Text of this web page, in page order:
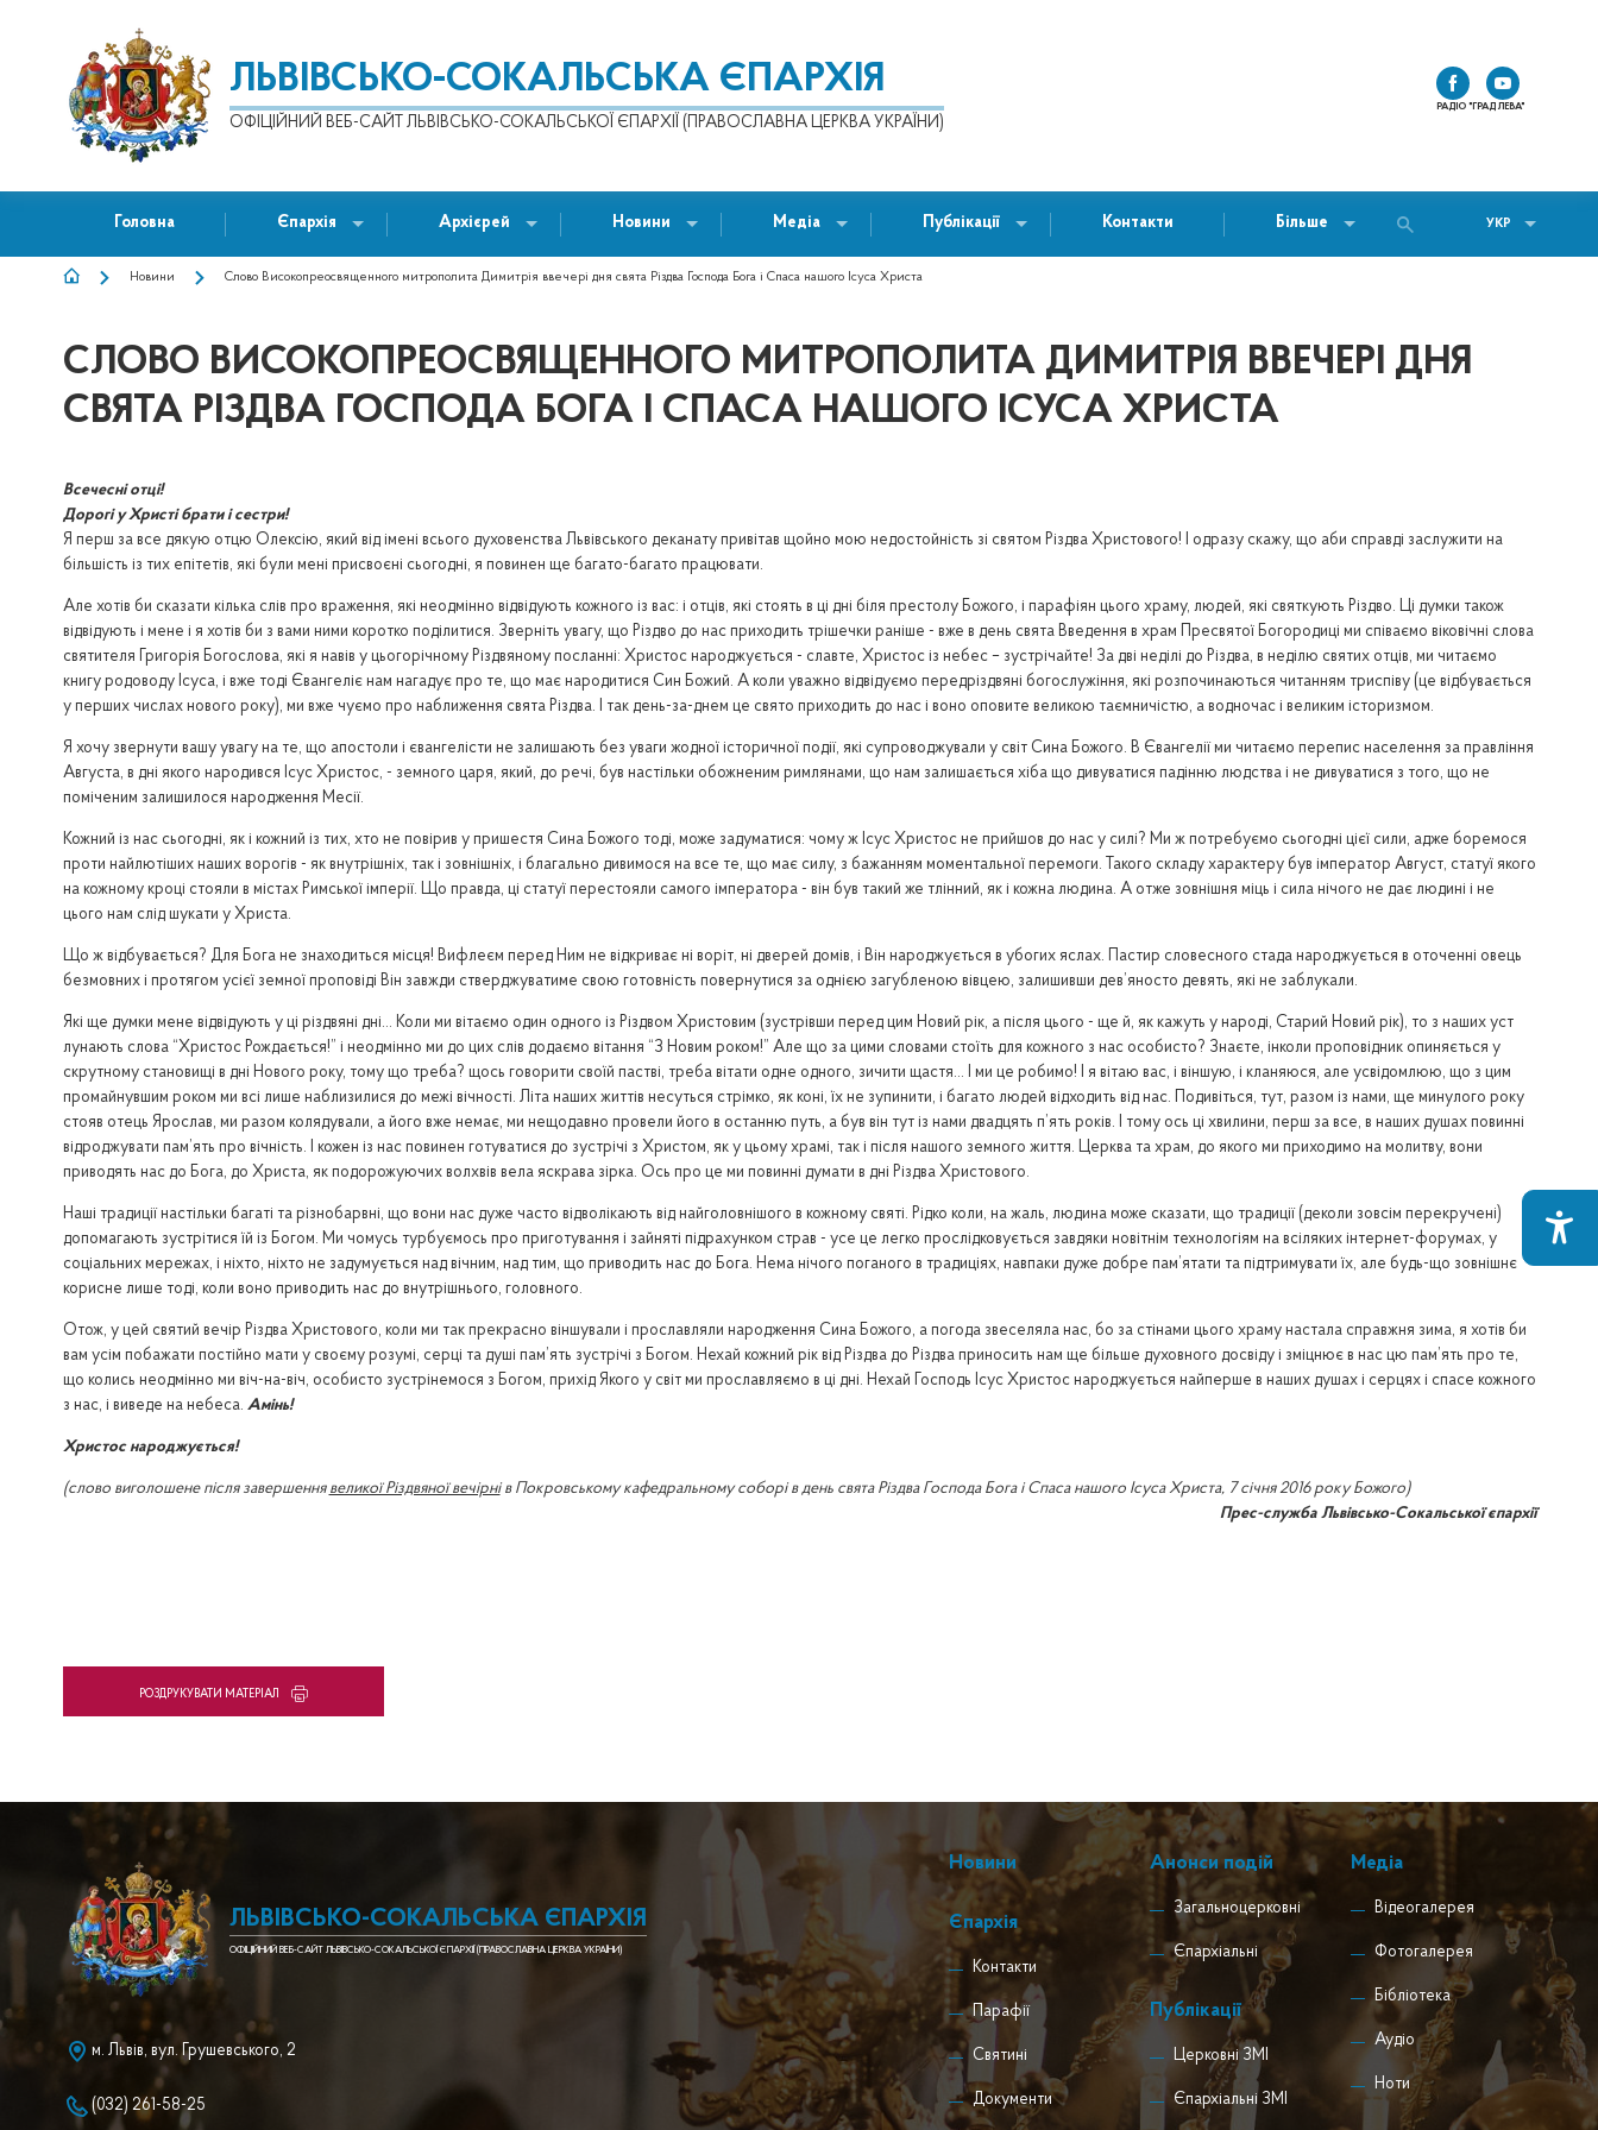
ЛЬВІВСЬКО-СОКАЛЬСЬКА ЄПАРХІЯ
ОФІЦІЙНИЙ ВЕБ-САЙТ ЛЬВІВСЬКО-СОКАЛЬСЬКОЇ ЄПАРХІЇ (ПРАВОСЛАВНА ЦЕРКВА УКРАЇНИ)
РАДІО "ГРАД ЛЕВА"
Головна Єпархія Архієрей Новини Медіа Публікації Контакти Більше УКР
РЯДОК
НАВІҐАЦІЇ
Новини Слово Високопреосвященного митрополита Димитрія ввечері дня свята Різдва Господа Бога і Спаса нашого Ісуса Христа
СЛОВО ВИСОКОПРЕОСВЯЩЕННОГО МИТРОПОЛИТА ДИМИТРІЯ ВВЕЧЕРІ ДНЯ
СВЯТА РІЗДВА ГОСПОДА БОГА І СПАСА НАШОГО ІСУСА ХРИСТА
Всечесні отці!
Дорогі у Христі брати і сестри!
Я перш за все дякую отцю Олексію, який від імені всього духовенства Львівського деканату привітав щойно мою недостойність зі святом Різдва Христового! І одразу скажу, що аби справді заслужити на
більшість із тих епітетів, які були мені присвоєні сьогодні, я повинен ще багато-багато працювати.
Але хотів би сказати кілька слів про враження, які неодмінно відвідують кожного із вас: і отців, які стоять в ці дні біля престолу Божого, і парафіян цього храму, людей, які святкують Різдво. Ці думки також
відвідують і мене і я хотів би з вами ними коротко поділитися. Зверніть увагу, що Різдво до нас приходить трішечки раніше - вже в день свята Введення в храм Пресвятої Богородиці ми співаємо віковічні слова
святителя Григорія Богослова, які я навів у цьогорічному Різдвяному посланні: Христос народжується - славте, Христос із небес – зустрічайте! За дві неділі до Різдва, в неділю святих отців, ми читаємо
книгу родоводу Ісуса, і вже тоді Євангеліє нам нагадує про те, що має народитися Син Божий. А коли уважно відвідуємо передріздвяні богослужіння, які розпочинаються читанням триспіву (це відбувається
у перших числах нового року), ми вже чуємо про наближення свята Різдва. І так день-за-днем це свято приходить до нас і воно оповите великою таємничістю, а водночас і великим історизмом.
Я хочу звернути вашу увагу на те, що апостоли і євангелісти не залишають без уваги жодної історичної події, які супроводжували у світ Сина Божого. В Євангелії ми читаємо перепис населення за правління
Августа, в дні якого народився Ісус Христос, - земного царя, який, до речі, був настільки обожненим римлянами, що нам залишається хіба що дивуватися падінню людства і не дивуватися з того, що не
поміченим залишилося народження Месії.
Кожний із нас сьогодні, як і кожний із тих, хто не повірив у пришестя Сина Божого тоді, може задуматися: чому ж Ісус Христос не прийшов до нас у силі? Ми ж потребуємо сьогодні цієї сили, адже боремося
проти найлютіших наших ворогів - як внутрішніх, так і зовнішніх, і благально дивимося на все те, що має силу, з бажанням моментальної перемоги. Такого складу характеру був імператор Август, статуї якого
на кожному кроці стояли в містах Римської імперії. Що правда, ці статуї перестояли самого імператора - він був такий же тлінний, як і кожна людина. А отже зовнішня міць і сила нічого не дає людині і не
цього нам слід шукати у Христа.
Що ж відбувається? Для Бога не знаходиться місця! Вифлеєм перед Ним не відкриває ні воріт, ні дверей домів, і Він народжується в убогих яслах. Пастир словесного стада народжується в оточенні овець
безмовних і протягом усієї земної проповіді Він завжди стверджуватиме свою готовність повернутися за однією загубленою вівцею, залишивши дев’яносто девять, які не заблукали.
Які ще думки мене відвідують у ці різдвяні дні… Коли ми вітаємо один одного із Різдвом Христовим (зустрівши перед цим Новий рік, а після цього - ще й, як кажуть у народі, Старий Новий рік), то з наших уст
лунають слова “Христос Рождається!” і неодмінно ми до цих слів додаємо вітання “З Новим роком!” Але що за цими словами стоїть для кожного з нас особисто? Знаєте, інколи проповідник опиняється у
скрутному становищі в дні Нового року, тому що треба? щось говорити своїй пастві, треба вітати одне одного, зичити щастя… І ми це робимо! І я вітаю вас, і віншую, і кланяюся, але усвідомлюю, що з цим
промайнувшим роком ми всі лише наблизилися до межі вічності. Літа наших життів несуться стрімко, як коні, їх не зупинити, і багато людей відходить від нас. Подивіться, тут, разом із нами, ще минулого року
стояв отець Ярослав, ми разом колядували, а його вже немає, ми нещодавно провели його в останню путь, а був він тут із нами двадцять п’ять років. І тому ось ці хвилини, перш за все, в наших душах повинні
відроджувати пам’ять про вічність. І кожен із нас повинен готуватися до зустрічі з Христом, як у цьому храмі, так і після нашого земного життя. Церква та храм, до якого ми приходимо на молитву, вони
приводять нас до Бога, до Христа, як подорожуючих волхвів вела яскрава зірка. Ось про це ми повинні думати в дні Різдва Христового.
Наші традиції настільки багаті та різнобарвні, що вони нас дуже часто відволікають від найголовнішого в кожному святі. Рідко коли, на жаль, людина може сказати, що традиції (деколи зовсім перекручені)
допомагають зустрітися їй із Богом. Ми чомусь турбуємось про приготування і зайняті підрахунком страв - усе це легко прослідковується завдяки новітнім технологіям на всіляких інтернет-форумах, у
соціальних мережах, і ніхто, ніхто не задумується над вічним, над тим, що приводить нас до Бога. Нема нічого поганого в традиціях, навпаки дуже добре пам’ятати та підтримувати їх, але будь-що зовнішнє
корисне лише тоді, коли воно приводить нас до внутрішнього, головного.
Отож, у цей святий вечір Різдва Христового, коли ми так прекрасно віншували і прославляли народження Сина Божого, а погода звеселяла нас, бо за стінами цього храму настала справжня зима, я хотів би
вам усім побажати постійно мати у своєму розумі, серці та душі пам’ять зустрічі з Богом. Нехай кожний рік від Різдва до Різдва приносить нам ще більше духовного досвіду і зміцнює в нас цю пам’ять про те,
що колись неодмінно ми віч-на-віч, особисто зустрінемося з Богом, прихід Якого у світ ми прославляємо в ці дні. Нехай Господь Ісус Христос народжується найперше в наших душах і серцях і спасе кожного
з нас, і виведе на небеса. Амінь!
Христос народжується!
(слово виголошене після завершення великої Різдвяної вечірнів Покровському кафедральному соборі в день свята Різдва Господа Бога і Спаса нашого Ісуса Христа, 7 січня 2016 року Божого)
Прес-служба Львівсько-Сокальської єпархії
PОЗДРУКУВАТИ МАТЕРІАЛ
ЛЬВІВСЬКО-СОКАЛЬСЬКА ЄПАРХІЯ
ОФІЦІЙНИЙ ВЕБ-САЙТ ЛЬВІВСЬКО-СОКАЛЬСЬКОЇ ЄПАРХІЇ (ПРАВОСЛАВНА ЦЕРКВА УКРАЇНИ)
м. Львів, вул. Грушевського, 2
(032) 261-58-25
Новини
Єпархія
Контакти
Парафії
Святині
Документи
Анонси подій
Загальноцерковні
Єпархіальні
Публікації
Церковні ЗМІ
Єпархіальні ЗМІ
Медіа
Відеогалерея
Фотогалерея
Бібліотека
Аудіо
Ноти